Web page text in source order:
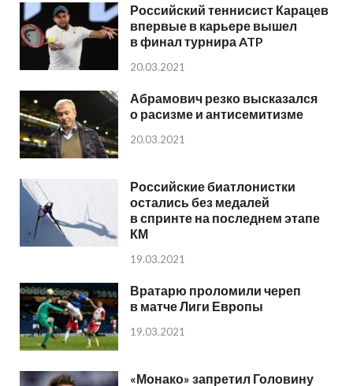
Российский теннисист Карацев
впервые в карьере вышел
в финал турнира ATP
20.03.2021
Абрамович резко высказался
о расизме и антисемитизме
20.03.2021
Российские биатлонистки
остались без медалей
в спринте на последнем этапе
КМ
19.03.2021
Вратарю проломили череп
в матче Лиги Европы
19.03.2021
«Монако» запретил Головину